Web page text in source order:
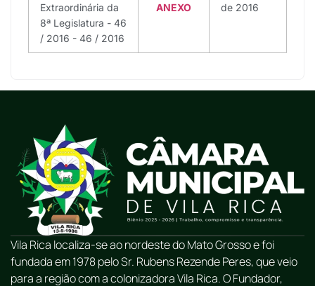
Extraordinária da
8ª Legislatura - 46
/ 2016 - 46 / 2016
ANEXO
de 2016
Vila Rica localiza-se ao nordeste do Mato Grosso e foi
fundada em 1978 pelo Sr. Rubens Rezende Peres, que veio
para a região com a colonizadora Vila Rica. O Fundador,